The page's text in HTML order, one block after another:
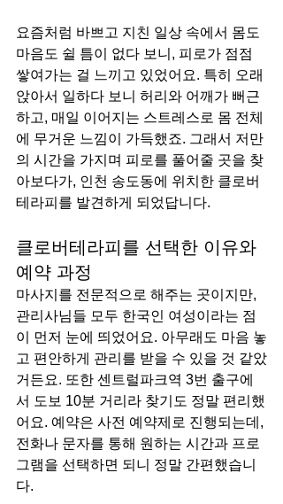
요즘처럼 바쁘고 지친 일상 속에서 몸도
마음도 쉴 틈이 없다 보니, 피로가 점점
쌓여가는 걸 느끼고 있었어요. 특히 오래
앉아서 일하다 보니 허리와 어깨가 뻐근
하고, 매일 이어지는 스트레스로 몸 전체
에 무거운 느낌이 가득했죠. 그래서 저만
의 시간을 가지며 피로를 풀어줄 곳을 찾
아보다가, 인천 송도동에 위치한 클로버
테라피를 발견하게 되었답니다.
클로버테라피를 선택한 이유와
예약 과정
마사지를 전문적으로 해주는 곳이지만,
관리사님들 모두 한국인 여성이라는 점
이 먼저 눈에 띄었어요. 아무래도 마음 놓
고 편안하게 관리를 받을 수 있을 것 같았
거든요. 또한 센트럴파크역 3번 출구에
서 도보 10분 거리라 찾기도 정말 편리했
어요. 예약은 사전 예약제로 진행되는데,
전화나 문자를 통해 원하는 시간과 프로
그램을 선택하면 되니 정말 간편했습니
다.